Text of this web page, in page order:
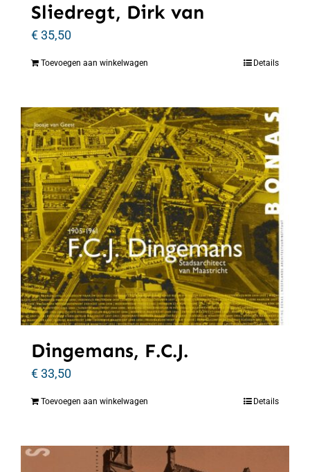
Sliedregt, Dirk van
€35,50
Toevoegen aan winkelwagen Details
Dingemans, F.C.J.
€33,50
Toevoegen aan winkelwagen Details